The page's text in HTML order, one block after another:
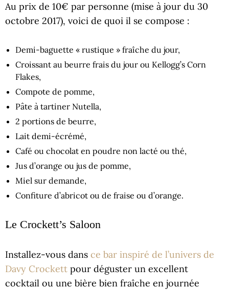
Au prix de 10€ par personne (mise à jour du 30
octobre 2017), voici de quoi il se compose :
Demi-baguette « rustique » fraîche du jour,
Croissant au beurre frais du jour ou Kellogg’s Corn
Flakes,
Compote de pomme,
Pâte à tartiner Nutella,
2 portions de beurre,
Lait demi-écrémé,
Café ou chocolat en poudre non lacté ou thé,
Jus d’orange ou jus de pomme,
Miel sur demande,
Confiture d’abricot ou de fraise ou d’orange.
Le Crockett’s Saloon
Installez-vous dans ce bar inspiré de l’univers de
Davy Crockett pour déguster un excellent
cocktail ou une bière bien fraîche en journée